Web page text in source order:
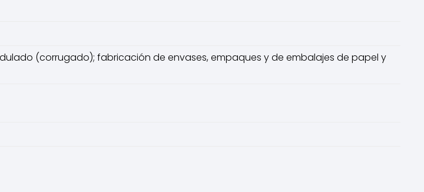
(corrugado); fabricación de envases, empaques y de embalajes de papel y